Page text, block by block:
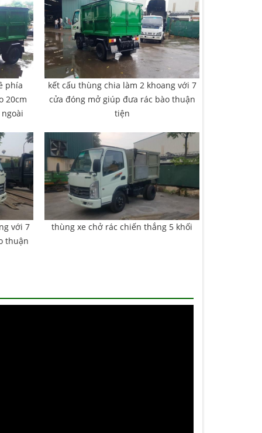
phía
20cm
kết cấu thùng chia làm 2 khoang với 7
cửa đóng mở giúp đưa rác bào thuận
tiện
với 7
thuận
thùng xe chở rác chiến thắng 5 khối